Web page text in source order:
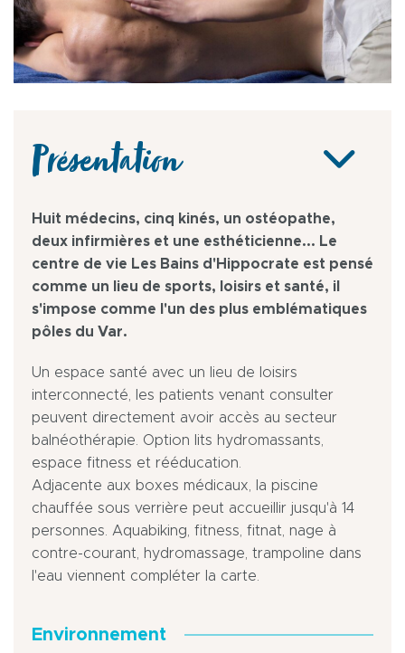
Présentation
Huit médecins, cinq kinés, un ostéopathe,
deux infirmières et une esthéticienne... Le
centre de vie Les Bains d'Hippocrate est pensé
comme un lieu de sports, loisirs et santé, il
s'impose comme l'un des plus emblématiques
pôles du Var.
Un espace santé avec un lieu de loisirs
interconnecté, les patients venant consulter
peuvent directement avoir accès au secteur
balnéothérapie. Option lits hydromassants,
espace fitness et rééducation.
Adjacente aux boxes médicaux, la piscine
chauffée sous verrière peut accueillir jusqu'à 14
personnes. Aquabiking, fitness, fitnat, nage à
contre-courant, hydromassage, trampoline dans
l'eau viennent compléter la carte.
Environnement